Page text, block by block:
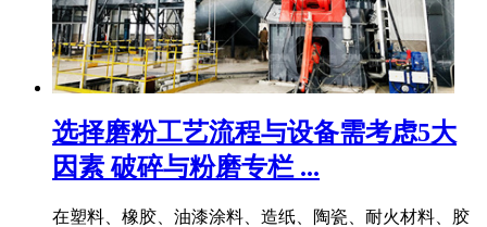
选择磨粉工艺流程与设备需考虑5大
因素 破碎与粉磨专栏 ...
在塑料、橡胶、油漆涂料、造纸、陶瓷、耐火材料、胶